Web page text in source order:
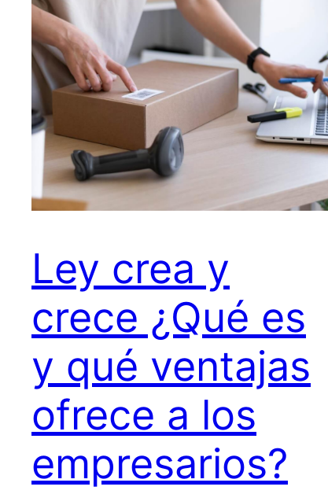
Ley crea y
crece ¿Qué es
y qué ventajas
ofrece a los
empresarios?